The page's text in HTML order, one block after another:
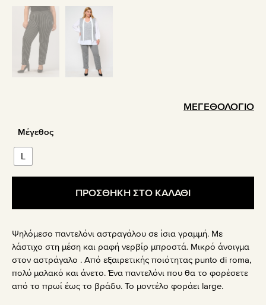
ΜΕΓΕΘΟΛΟΓΙΟ
Μέγεθος
L
ΠΡΟΣΘΗΚΗ ΣΤΟ ΚΑΛΑΘΙ
Ψηλόμεσο παντελόνι αστραγάλου σε ίσια γραμμή. Με
λάστιχο στη μέση και ραφή νερβίρ μπροστά. Μικρό άνοιγμα
στον αστράγαλο . Από εξαιρετικής ποιότητας punto di roma,
πολύ μαλακό και άνετο. Ένα παντελόνι που θα το φορέσετε
από το πρωί έως το βράδυ. Το μοντέλο φοράει large.